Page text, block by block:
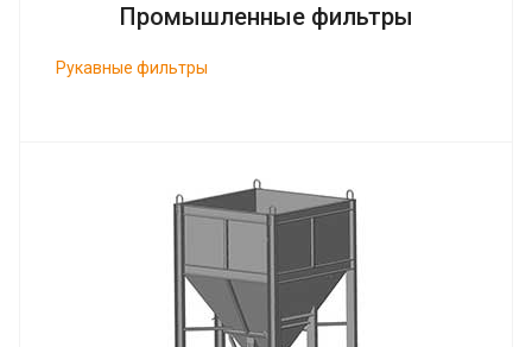
Промышленные фильтры
Рукавные фильтры